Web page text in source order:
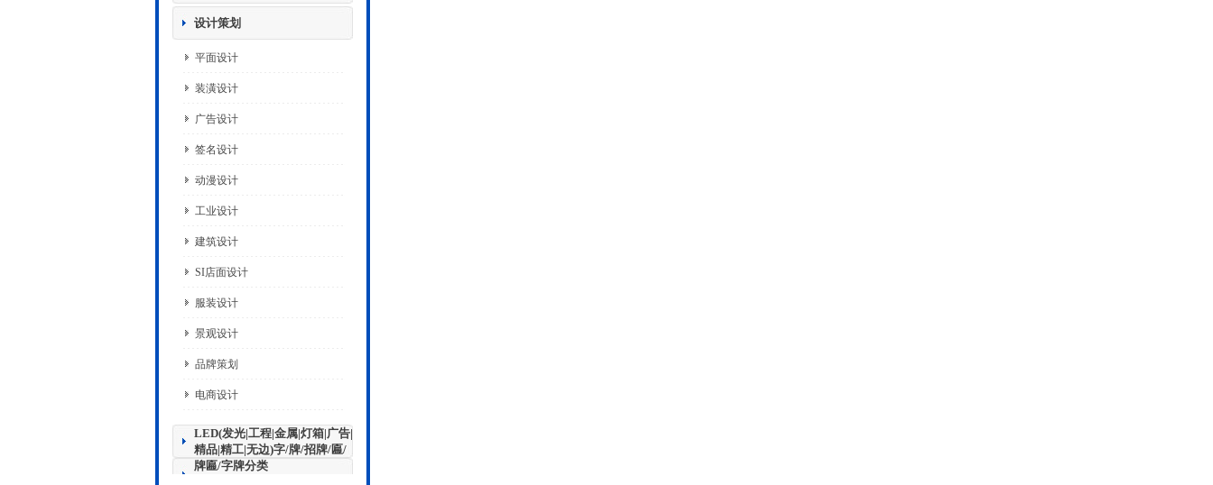
设计策划
平面设计
装潢设计
广告设计
签名设计
动漫设计
工业设计
建筑设计
SI店面设计
服装设计
景观设计
品牌策划
电商设计
LED(发光|工程|金属|灯箱|广告|
精品|精工|无边)字/牌/招牌/匾/
牌匾/字牌分类